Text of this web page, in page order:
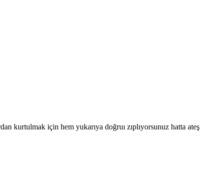
kurtulmak için hem yukarıya doğruı zıplıyorsunuz hatta